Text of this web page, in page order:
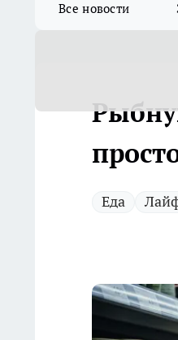
Все новости
Еда